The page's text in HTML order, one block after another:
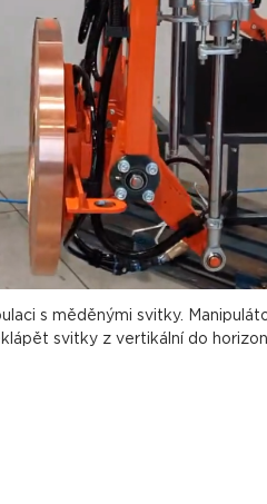
s měděnými svitky.
svitky z vertikální do